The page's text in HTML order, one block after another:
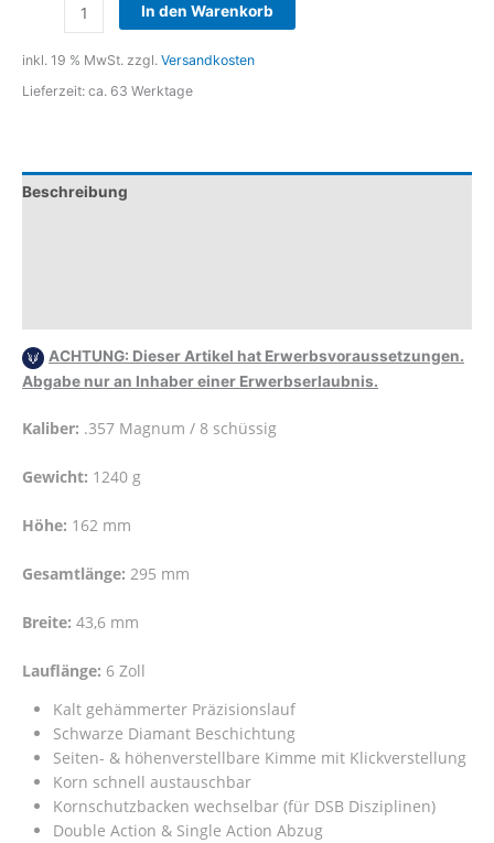
Ranger
Revolver
6
Mag
8-
In den Warenkorb
inkl. 19 % MwSt. zzgl. Versandkosten
Lieferzeit: ca. 63 Werktage
Beschreibung
ACHTUNG: Dieser Artikel hat Erwerbsvoraussetzungen.
Abgabe nur an Inhaber einer Erwerbserlaubnis.
Kaliber: .357 Magnum / 8 schüssig
Gewicht: 1240 g
Höhe: 162 mm
Gesamtlänge: 295 mm
Breite: 43,6 mm
Lauflänge: 6 Zoll
Kalt gehämmerter Präzisionslauf
Schwarze Diamant Beschichtung
Seiten- & höhenverstellbare Kimme mit Klickverstellung
Korn schnell austauschbar
Kornschutzbacken wechselbar (für DSB Disziplinen)
Double Action & Single Action Abzug